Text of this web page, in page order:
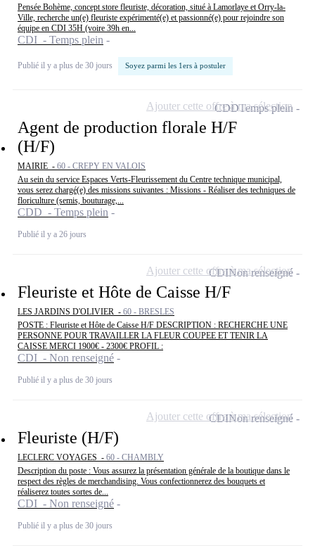
Pensée Bohème, concept store fleuriste, décoration, situé à Lamorlaye et Orry-la-
Ville, recherche un(e) fleuriste expérimenté(e) et passionné(e) pour rejoindre son
équipe en CDI 35H (voire 39h en...
CDI - Temps plein
Publié il y a plus de 30 jours Soyez parmi les 1ers à postuler
Agent de production florale H/F
(H/F)
MAIRIE - 60 - CREPY EN VALOIS
Au sein du service Espaces Verts-Fleurissement du Centre technique municipal,
vous serez chargé(e) des missions suivantes : Missions - Réaliser des techniques de
floriculture (semis, bouturage,...
CDD - Temps plein
Publié il y a 26 jours
CDDTemps plein
Ajouter cette offre à ma sélection
Fleuriste et Hôte de Caisse H/F
LES JARDINS D'OLIVIER - 60 - BRESLES
POSTE : Fleuriste et Hôte de Caisse H/F DESCRIPTION : RECHERCHE UNE
PERSONNE POUR TRAVAILLER LA FLEUR COUPEE ET TENIR LA
CAISSE MERCI 1900€ - 2300€ PROFIL :
CDI - Non renseigné
Publié il y a plus de 30 jours
CDINon renseigné
Ajouter cette offre à ma sélection
Fleuriste (H/F)
LECLERC VOYAGES - 60 - CHAMBLY
Description du poste : Vous assurez la présentation générale de la boutique dans le
respect des règles de merchandising. Vous confectionnerez des bouquets et
réaliserez toutes sortes de...
CDI - Non renseigné
Publié il y a plus de 30 jours
CDINon renseigné
Ajouter cette offre à ma sélection